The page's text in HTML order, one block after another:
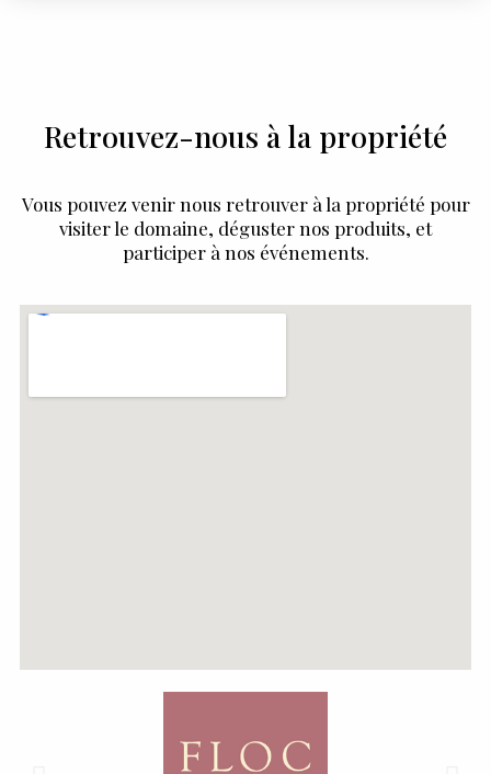
Retrouvez-nous à la propriété
Vous pouvez venir nous retrouver à la propriété pour
visiter le domaine, déguster nos produits, et
participer à nos événements.